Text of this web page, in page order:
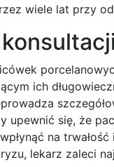
wiele lat przy
ich
upewnić się, że
na
lekarz zaleci